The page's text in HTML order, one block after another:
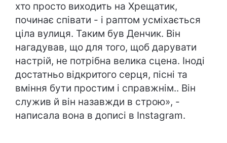
хто просто виходить на Хрещатик,
починає співати - і раптом усміхається
ціла вулиця. Таким був Денчик. Він
нагадував, що для того, щоб дарувати
настрій, не потрібна велика сцена. Іноді
достатньо відкритого серця, пісні та
вміння бути простим і справжнім.. Він
служив й він назавжди в строю», -
написала вона в дописі в Instagram.